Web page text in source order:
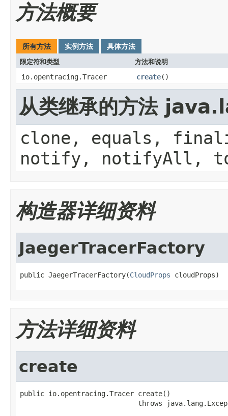
方法概要
所有方法 实例方法 具体方法
限定符和类型 方法和说明
io.opentracing.Tracer create()
从类继承的方法
clone, equals,
notify, notifyAll,
构造器详细资料
JaegerTracerFactory
public JaegerTracerFactory(CloudProps cloudProps)
方法详细资料
create
public io.opentracing.Tracer create()
throws